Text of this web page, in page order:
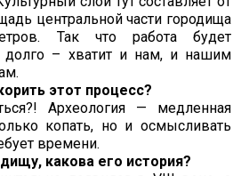
центральной части городища
Так что работа будет
долго – хватит и нам, и нашим
этот процесс?
Археология — медленная
копать, но и осмысливать
времени.
какова его история?